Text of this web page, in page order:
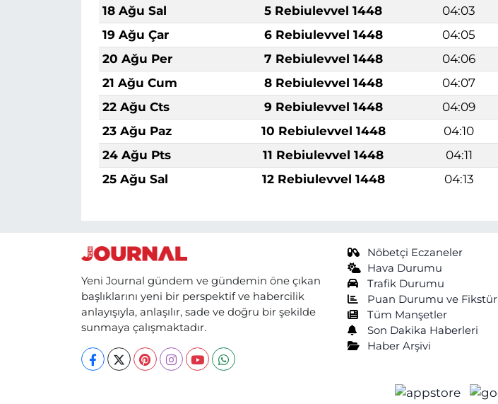
18 Ağu Sal
5 Rebiulevvel 1448 04:03
19 Ağu Çar
6 Rebiulevvel 1448 04:05
20 Ağu Per
7 Rebiulevvel 1448 04:06
21 Ağu Cum
8 Rebiulevvel 1448 04:07
22 Ağu Cts
9 Rebiulevvel 1448 04:09
23 Ağu Paz
10 Rebiulevvel 1448 04:10
24 Ağu Pts
11 Rebiulevvel 1448 04:11
25 Ağu Sal
12 Rebiulevvel 1448 04:13
Yeni Journal gündem ve gündemin öne çıkan
başlıklarını yeni bir perspektif ve habercilik
anlayışıyla, anlaşılır, sade ve doğru bir şekilde
sunmaya çalışmaktadır.
Nöbetçi Eczaneler
Hava Durumu
Trafik Durumu
Puan Durumu ve Fikstür
Tüm Manşetler
Son Dakika Haberleri
Haber Arşivi